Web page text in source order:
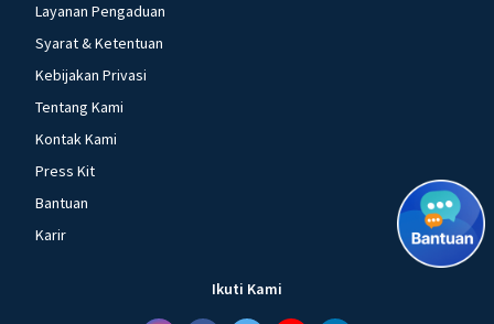
Layanan Pengaduan
Syarat & Ketentuan
Kebijakan Privasi
Tentang Kami
Kontak Kami
Press Kit
Bantuan
Karir
Ikuti Kami